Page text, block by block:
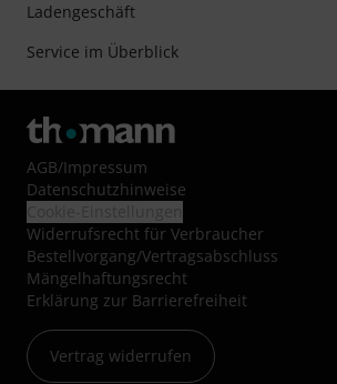
Ladengeschäft
Service im Überblick
AGB/Impressum
Datenschutzhinweise
Widerrufsrecht für Verbraucher
Bestellvorgang/Vertragsabschluss
Mängelhaftungsrecht
Erklärung zur Barrierefreiheit
Vertrag widerrufen